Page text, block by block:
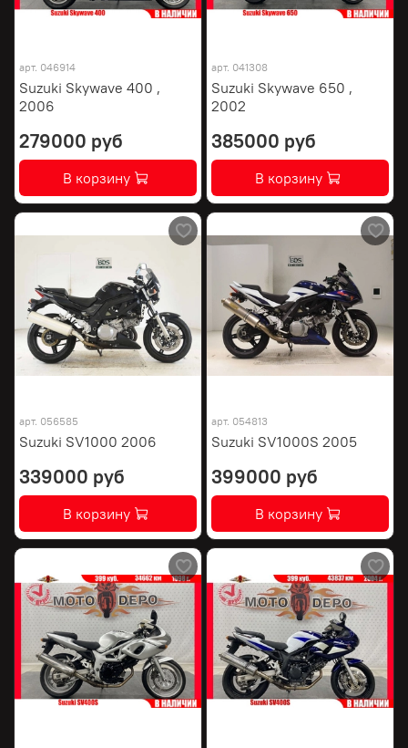
арт. 046914
Suzuki Skywave 400 ,
2006
279000 руб
В корзину
арт. 041308
Suzuki Skywave 650 ,
2002
385000 руб
В корзину
арт. 056585
Suzuki SV1000 2006
339000 руб
В корзину
арт. 054813
Suzuki SV1000S 2005
399000 руб
В корзину